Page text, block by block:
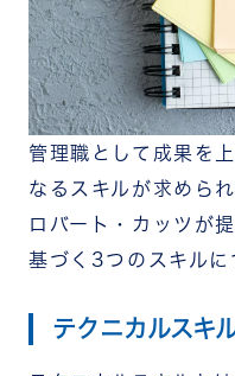
管理職として成果を
なるスキルが求めら
ロバート・カッツが
基づく3つのスキルに
テクニカルスキ